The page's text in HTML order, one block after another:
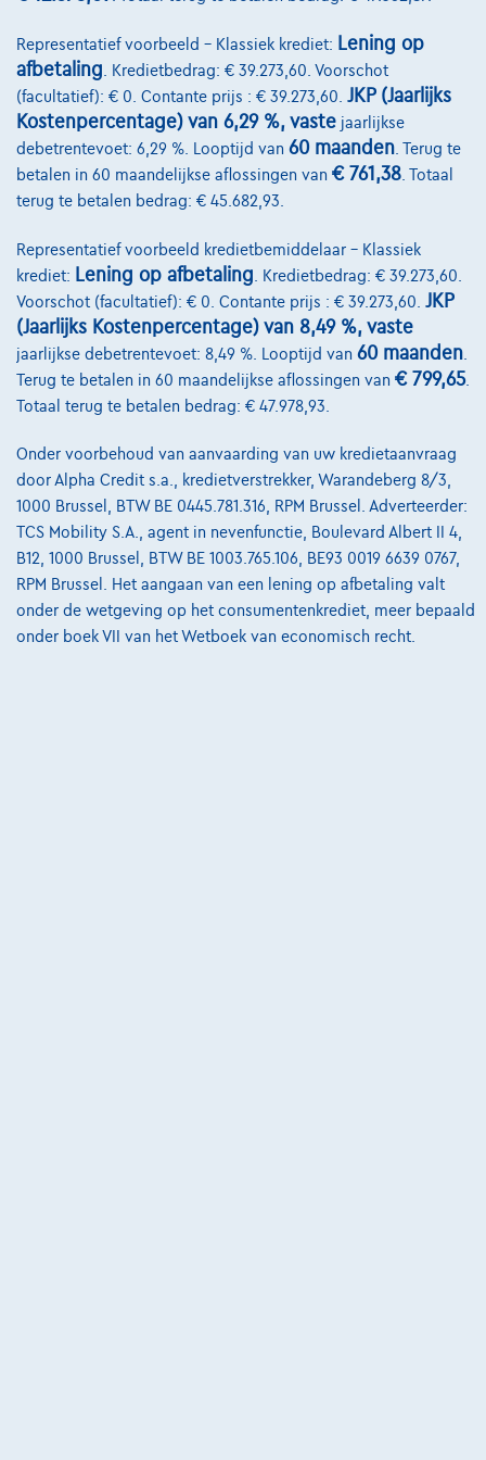
Vergelijk
Bekijk wagen
BMW iX1eDrive20 M Sport PRO| TOWB| PANO
03/2026
15.000 km Elektrisch
Automaat
150 kW ( 204 PK )
Representatief voorbeeld – Klassiek krediet: Lening op
afbetaling . Kredietbedrag: € 39.273,60. Voorschot
(facultatief): € 0. Contante prijs : € 39.273,60. JKP (Jaarlijks
Kostenpercentage) van 6,29 %, vaste jaarlijkse
debetrentevoet: 6,29 %. Looptijd van 60 maanden . Terug te
betalen in 60 maandelijkse aflossingen van € 761,38 . Totaal
terug te betalen bedrag: € 45.682,93.
Representatief voorbeeld kredietbemiddelaar – Klassiek
krediet: Lening op afbetaling . Kredietbedrag: € 39.273,60.
Voorschot (facultatief): € 0. Contante prijs : € 39.273,60. JKP
(Jaarlijks Kostenpercentage) van 8,49 %, vaste
jaarlijkse debetrentevoet: 8,49 %. Looptijd van 60 maanden
Terug te betalen in 60 maandelijkse aflossingen van € 799,65.
Totaal terug te betalen bedrag: € 47.978,93.
Onder voorbehoud van aanvaarding van uw kredietaanvraag
door Alpha Credit s.a., kredietverstrekker, Warandeberg 8/3,
1000 Brussel, BTW BE 0445.781.316, RPM Brussel. Adverteerder:
TCS Mobility S.A., agent in nevenfunctie, Boulevard Albert II 4,
B12, 1000 Brussel, BTW BE 1003.765.106, BE93 0019 6639 0767,
RPM Brussel. Het aangaan van een lening op afbetaling valt
onder de wetgeving op het consumentenkrediet, meer bepaald
onder boek VII van het Wetboek van economisch recht.